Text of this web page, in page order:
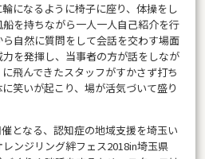
になるように椅子に座り、体操をし
を持ちながら一人一人自己紹介を行
自然に質問をして会話を交わす場面
を発揮し、当事者の方が話をしなが
飛んできたスタッフがすかさず打ち
笑いが起こり、場が活気づいて盛り
となる、認知症の地域支援を埼玉い
ンジリング絆フェス2018in埼玉県